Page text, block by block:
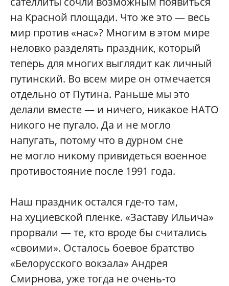
на Красной площади. Что же это — весь
мир против «нас»? Многим в этом мире
неловко разделять праздник, который
теперь для многих выглядит как личный
путинский. Во всем мире он отмечается
отдельно от Путина. Раньше мы это
делали вместе — и ничего, никакое НАТО
никого не пугало. Да и не могло
напугать, потому что в дурном сне
не могло никому привидеться военное
противостояние после 1991 года.
Наш праздник остался где-то там,
на хуциевской пленке. «Заставу Ильича»
прорвали — те, кто вроде бы считались
«своими». Осталось боевое братство
«Белорусского вокзала» Андрея
Смирнова, уже тогда не очень-то